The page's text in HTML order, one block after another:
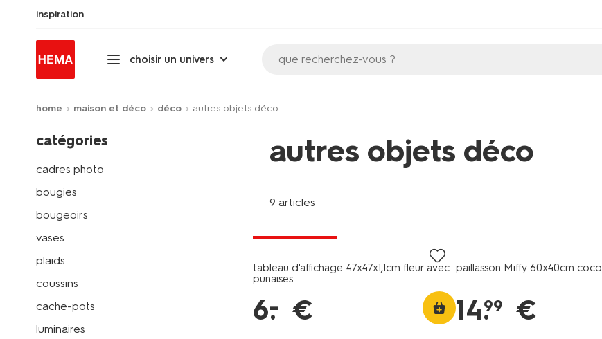
inspiration
choisir un univers que recherchez-vous ?
home maison et déco déco autres objets déco
catégories
cadres photo
bougies
bougeoirs
vases
plaids
coussins
cache-pots
luminaires
autres objets déco
9 articles
tableau d'affichage 47x47x1,1cm fleur avec
punaises
6.
– €
paillasson Miffy 60x40cm coco
14.
99 €